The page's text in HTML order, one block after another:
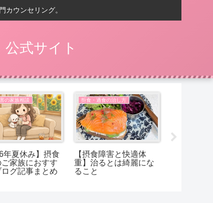
カウンセリング。
式サイト
の家族相談
年夏休み】摂食
家族におすす
グ記事まとめ
拒食・過食の治し方
【摂食障害と快適体
重】治るとは綺麗にな
ること